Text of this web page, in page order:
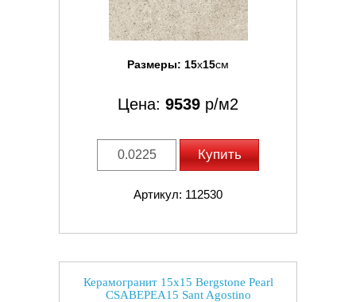
Размеры: 15x15см
Цена: 9539 р/м2
Купить
Артикул: 112530
Керамогранит 15x15 Bergstone Pearl
CSABEPEA15 Sant Agostino